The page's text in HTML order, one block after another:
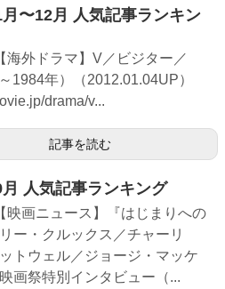
〜12月 人気記事ランキン
海外ドラマ】V／ビジター／
1984年）（2012.01.04UP）
drama/v...
記事を読む
人気記事ランキング
映画ニュース】『はじまりへの
ー・クルックス／チャーリ
トウェル／ジョージ・マッケ
画祭特別インタビュー（...